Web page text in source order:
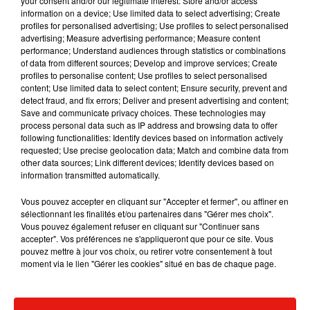
Musique
Benny Blanco invite Selena Gomez et
Becky G sur son nouveau single
4 août 2026
Tiny Desk invite Charlie Puth pour une
live session solaire
information on a device; Use limited data to select advertising; Create
profiles for personalised advertising; Use profiles to select personalised
advertising; Measure advertising performance; Measure content
performance; Understand audiences through statistics or combinations
of data from different sources; Develop and improve services; Create
profiles to personalise content; Use profiles to select personalised
content; Use limited data to select content; Ensure security, prevent and
detect fraud, and fix errors; Deliver and present advertising and content;
Save and communicate privacy choices. These technologies may
process personal data such as IP address and browsing data to offer
following functionalities: Identify devices based on information actively
requested; Use precise geolocation data; Match and combine data from
other data sources; Link different devices; Identify devices based on
information transmitted automatically.
Vous pouvez accepter en cliquant sur "Accepter et fermer", ou affiner en
sélectionnant les finalités et/ou partenaires dans "Gérer mes choix".
Vous pouvez également refuser en cliquant sur "Continuer sans
accepter". Vos préférences ne s'appliqueront que pour ce site. Vous
pouvez mettre à jour vos choix, ou retirer votre consentement à tout
moment via le lien "Gérer les cookies" situé en bas de chaque page.